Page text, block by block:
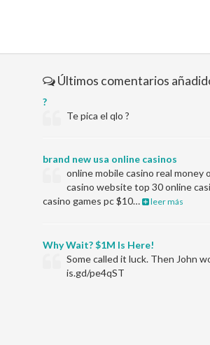
Últimos comentarios
?
Te pica el qlo ?
brand new usa online casinos
online mobile casino real money
casino website top 30 online
casino games pc $10…
leer más
Why Wait? $1M Is Here!
Some called it luck. Then John
is.gd/pe4qST